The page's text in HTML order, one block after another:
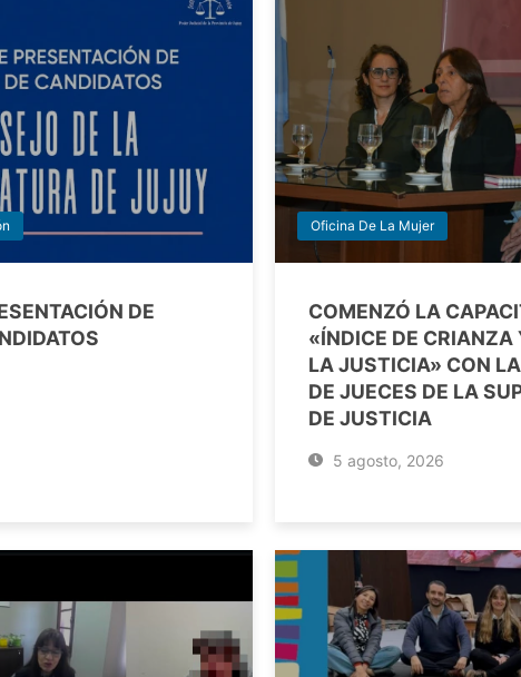
DE
Oficina De La Mujer
COMENZÓ LA
«ÍNDICE DE CRIANZA
LA JUSTICIA» CON
DE JUECES DE LA
DE JUSTICIA
5 agosto, 2026